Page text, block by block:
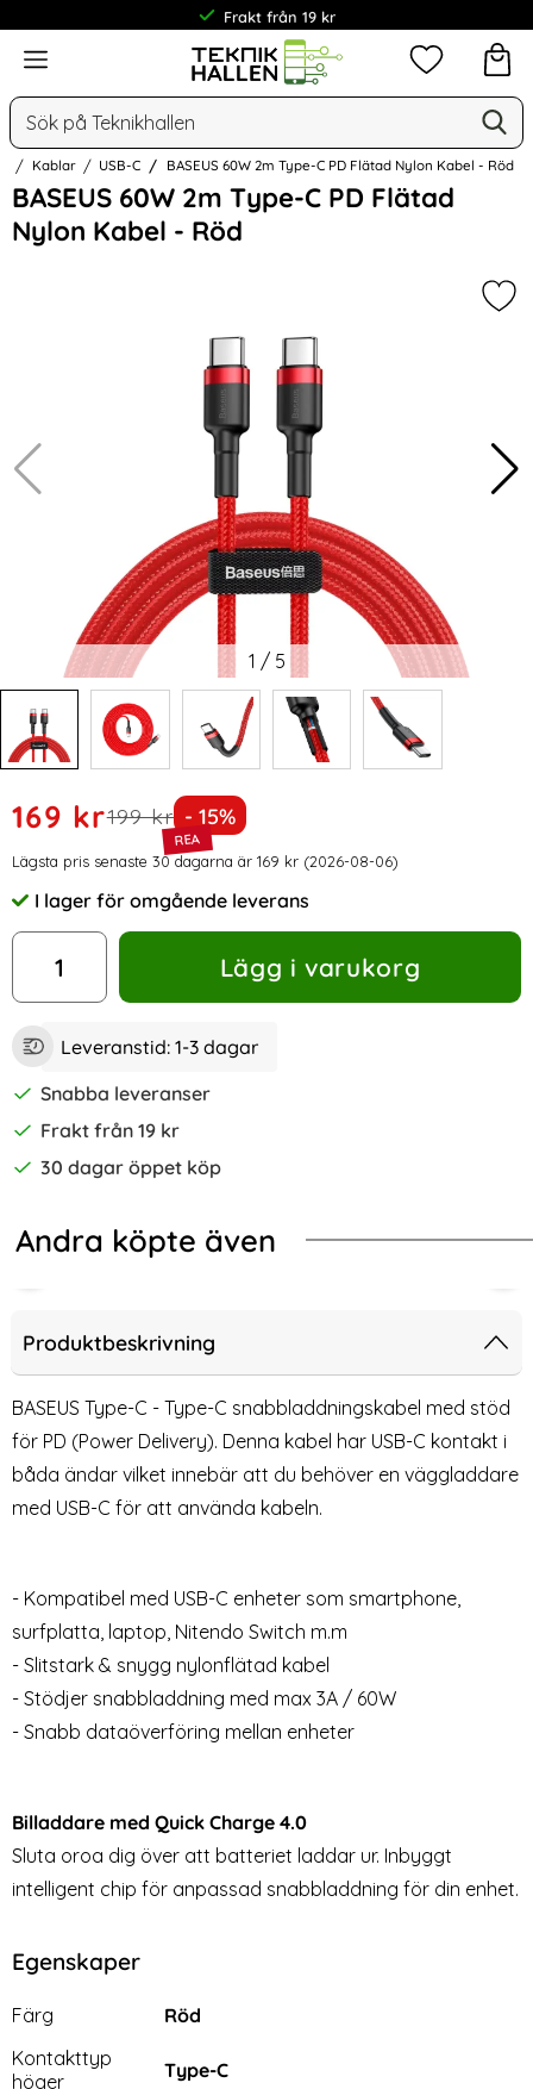
Frakt från 19 kr
Meny
Sök
Mina
Kablar USB-C BASEUS 60W 2m Type-C PD Flätad Nylon Kabel - Röd
BASEUS 60W 2m Type-C PD Flätad
Nylon Kabel - Röd
Hoppa
över
Bilder
1 / 5
Handla denna produkt BASEUS 60W 2m Type-C PD Flätad
rea pris
169 krtidigare pris
199 kr Priset är nedsatt med
- 15%
Prishistorik
Lägsta pris senaste 30 dagarna är 169 kr (2026-08-06)
Tillgänglighet:
I lager för omgående leverans
antal
Lägg i varukorg
Leveranstid: 1-3 dagar
Snabba leveranser
Frakt från 19 kr
30 dagar öppet köp
Andra köpte även
inkl. 150 cm USB-C Kabel - Svart
EP-TA200EWE - Vit
Original 15W 2A Laddare EP-TA200EWE - Vit
Tech-Protect 20W
Väggladdare PD QC USB-C /
USB-A Svart
Art. nr 208341
rea pris
149 kr
Tillgänglighet:
Lagervara
Köp
20W Väggladdare PD QC USB-C / USB-A Svart
Tech-Protect 20W Väggladdare
BASEUS 60W 2m Type-C PD
Art. nr 10032
rea pris
169 kr tidigare pris
199 kr
Tillgänglighet:
BASEUS 60W 2m Type-C PD
Produktbeskrivning
BASEUS Type-C - Type-C snabbladdningskabel med stöd
för PD (Power Delivery). Denna kabel har USB-C kontakt i
båda ändar vilket innebär att du behöver en väggladdare
med USB-C för att använda kabeln.
- Kompatibel med USB-C enheter som smartphone,
surfplatta, laptop, Nitendo Switch m.m
- Slitstark & snygg nylonflätad kabel
- Stödjer snabbladdning med max 3A / 60W
- Snabb dataöverföring mellan enheter
Billaddare med Quick Charge 4.0
Sluta oroa dig över att batteriet laddar ur. Inbyggt
intelligent chip för anpassad snabbladdning för din enhet.
Egenskaper
Egenskaper/attribut för denna produkt
Attribut
Färg
Röd
Kontakttyp
höger
Type-C